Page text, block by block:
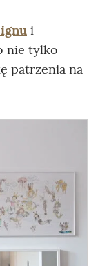
i
nie tylko
patrzenia na